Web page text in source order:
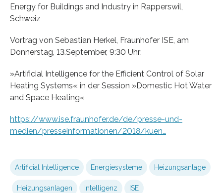
Energy for Buildings and Industry in Rapperswil,
Schweiz
Vortrag von Sebastian Herkel, Fraunhofer ISE, am
Donnerstag, 13.September, 9:30 Uhr:
»Artificial Intelligence for the Efficient Control of Solar
Heating Systems« in der Session »Domestic Hot Water
and Space Heating«
https://www.ise.fraunhofer.de/de/presse-und-
medien/presseinformationen/2018/kuen…
Artificial Intelligence Energiesysteme Heizungsanlage
Heizungsanlagen Intelligenz ISE